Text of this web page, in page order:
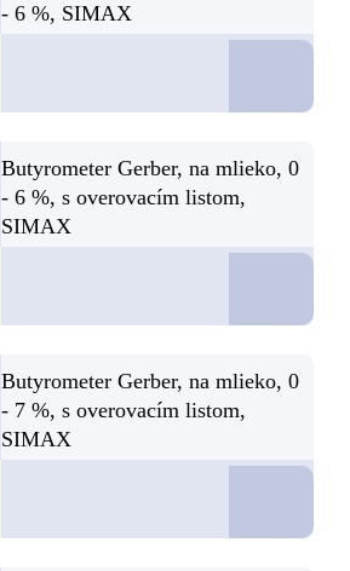
- 6 %, SIMAX
Butyrometer Gerber, na mlieko, 0
- 6 %, s overovacím listom,
SIMAX
Butyrometer Gerber, na mlieko, 0
- 7 %, s overovacím listom,
SIMAX